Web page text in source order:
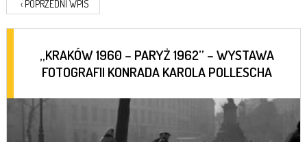
‹ POPRZEDNI WPIS
„KRAKÓW 1960 – PARYŻ 1962” – WYSTAWA
FOTOGRAFII KONRADA KAROLA POLLESCHA